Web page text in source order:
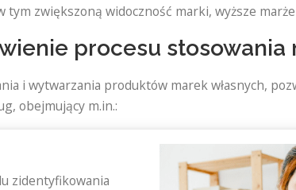
zwiększoną widoczność marki, wyższe
procesu stosowania
i wytwarzania produktów marek własnych,
obejmujący m.in.:
zidentyfikowania